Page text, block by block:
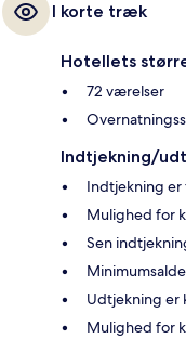
I korte træk
Hotellets
72 værelser
Indtjekning/
Indtjekning er
Mulighed for
Sen
Udtjekning er
Mulighed for